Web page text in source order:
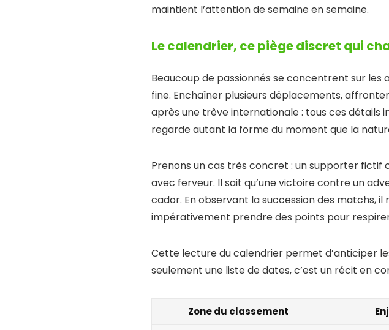
maintient l’attention de semaine en semaine.
Le calendrier, ce piège discret qui
Beaucoup de passionnés se concentrent sur
fine. Enchaîner plusieurs déplacements,
après une trêve internationale : tous ces détails
regarde autant la forme du moment que la
Prenons un cas très concret : un supporter fictif
avec ferveur. Il sait qu’une victoire contre un
cador. En observant la succession des matchs,
impérativement prendre des points pour
Cette lecture du calendrier permet d’anticiper
seulement une liste de dates, c’est un récit en
Zone du classement